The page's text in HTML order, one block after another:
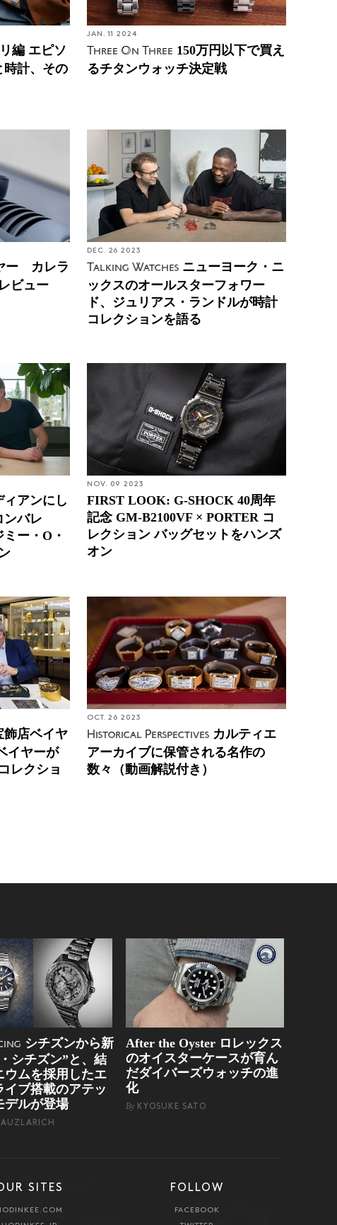
編 エピソ
時計、その
JAN. 11 2024
Three On Three 150万円以下で買え
るチタンウォッチ決定戦
ー カレラ
ビュー
DEC. 26 2023
Talking Watches ニューヨーク・ニ
ックスのオールスターフォワー
ド、ジュリアス・ランドルが時計
コレクションを語る
ィアンにし
ンバレ
ー・O・
NOV. 09 2023
FIRST LOOK: G-SHOCK 40周年
記念 GM-B2100VF × PORTER コ
レクション バッグセットをハンズ
オン
飾店ベイヤ
イヤーが
レクショ
OCT. 26 2023
Historical Perspectives カルティエ
アーカイブに保管される名作の
数々（動画解説付き）
シチズンから新
シチズン”と、結
ウムを採用したエ
イブ搭載のアテッ
デルが登場
After the Oyster ロレックス
のオイスターケースが育ん
だダイバーズウォッチの進
化
ByKYOSUKE SATO
SITES FOLLOW
FACEBOOK